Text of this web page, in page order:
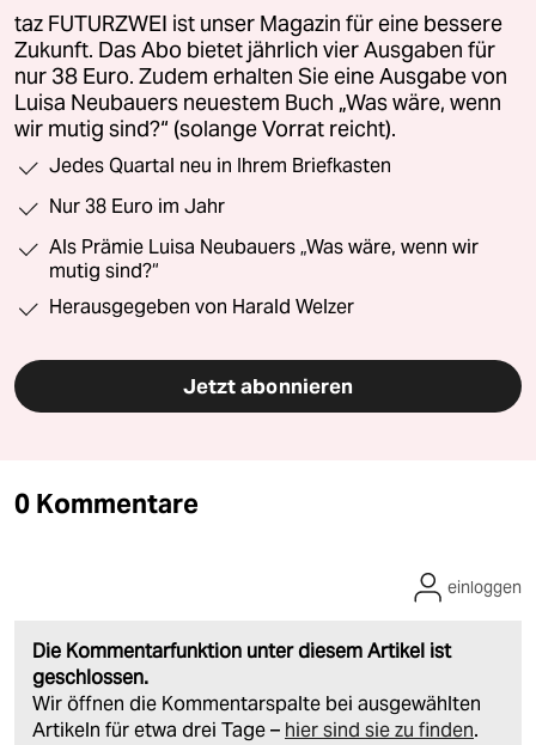
taz FUTURZWEI ist unser Magazin für eine bessere
Zukunft. Das Abo bietet jährlich vier Ausgaben für
nur 38 Euro. Zudem erhalten Sie eine Ausgabe von
Luisa Neubauers neuestem Buch „Was wäre, wenn
wir mutig sind?“ (solange Vorrat reicht).
Jedes Quartal neu in Ihrem Briefkasten
Nur 38 Euro im Jahr
Als Prämie Luisa Neubauers „Was wäre, wenn wir
mutig sind?“
Herausgegeben von Harald Welzer
Jetzt abonnieren
0 Kommentare
Die Kommentarfunktion unter diesem Artikel ist
geschlossen.
Wir öffnen die Kommentarspalte bei ausgewählten
Artikeln für etwa drei Tage – hier sind sie zu finden.
einloggen